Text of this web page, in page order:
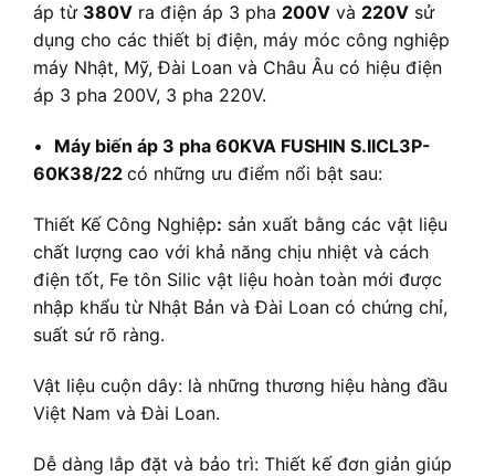
áp từ 380V ra điện áp 3 pha 200V và 220V sử
dụng cho các thiết bị điện, máy móc công nghiệp
máy Nhật, Mỹ, Đài Loan và Châu Âu có hiệu điện
áp 3 pha 200V, 3 pha 220V.
• Máy biến áp 3 pha 60KVA FUSHIN S.IICL3P-
60K38/22 có những ưu điểm nổi bật sau:
Thiết Kế Công Nghiệp: sản xuất bằng các vật liệu
chất lượng cao với khả năng chịu nhiệt và cách
điện tốt, Fe tôn Silic vật liệu hoàn toàn mới được
nhập khẩu từ Nhật Bản và Đài Loan có chứng chỉ,
suất sứ rõ ràng.
Vật liệu cuộn dây: là những thương hiệu hàng đầu
Việt Nam và Đài Loan.
Dễ dàng lắp đặt và bảo trì: Thiết kế đơn giản giúp